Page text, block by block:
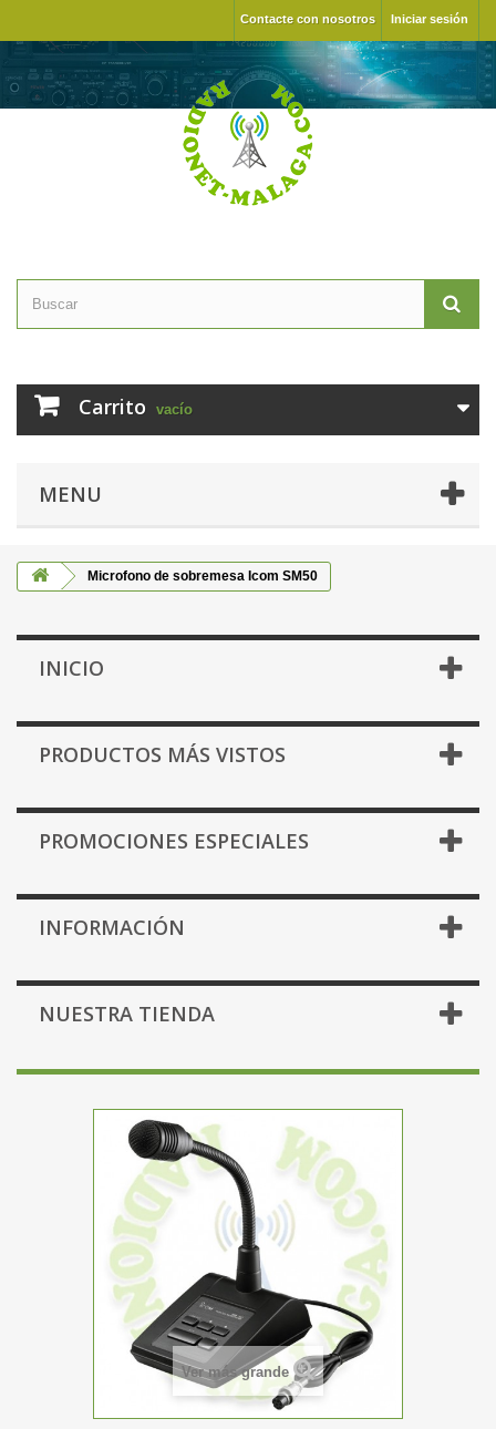
Iniciar sesión
Contacte con nosotros
Carrito vacío
MENU
Microfono de sobremesa Icom SM50
INICIO
PRODUCTOS MÁS VISTOS
PROMOCIONES ESPECIALES
INFORMACIÓN
NUESTRA TIENDA
Ver más grande